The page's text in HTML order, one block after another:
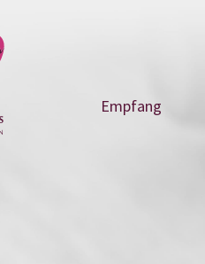
Empfang